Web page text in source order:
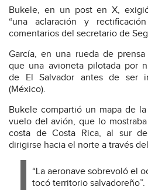
Bukele, en un post en X,
“una aclaración y
comentarios del secretario de
García, en una rueda de
que una avioneta pilotada por
de El Salvador antes de ser
(México).
Bukele compartió un mapa de
vuelo del avión, que lo
costa de Costa Rica, al sur
dirigirse hacia el norte a través
“La aeronave sobrevoló el
tocó territorio salvadoreño”.